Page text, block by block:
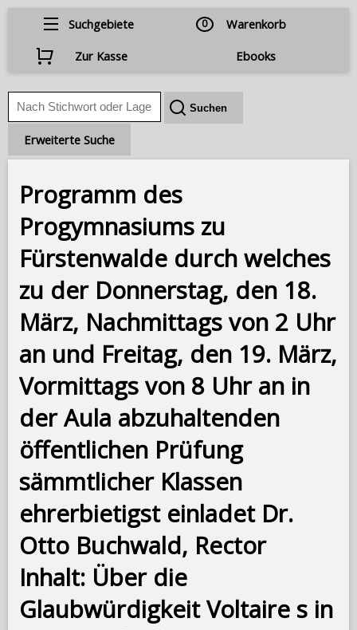
Suchgebiete 0
Warenkorb
Zur Kasse
Ebooks
Erweiterte Suche
Programm des
Progymnasiums zu
Fürstenwalde durch welches
zu der Donnerstag, den 18.
März, Nachmittags von 2 Uhr
an und Freitag, den 19. März,
Vormittags von 8 Uhr an in
der Aula abzuhaltenden
öffentlichen Prüfung
sämmtlicher Klassen
ehrerbietigst einladet Dr.
Otto Buchwald, Rector
Inhalt: Über die
Glaubwürdigkeit Voltaire s in